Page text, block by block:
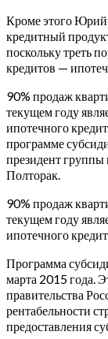
Кроме этого Юрий
кредитный
поскольку треть
кредитов —
90% продаж
текущем году
ипотечного
программе
президент
Полторак.
90% продаж
текущем году
ипотечного
Программа
марта 2015 года.
правительства
рентабельности
предоставления